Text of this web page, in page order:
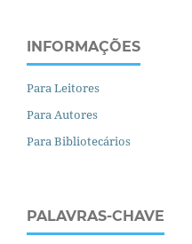
INFORMAÇÕES
Para Leitores
Para Autores
Para Bibliotecários
PALAVRAS-CHAVE